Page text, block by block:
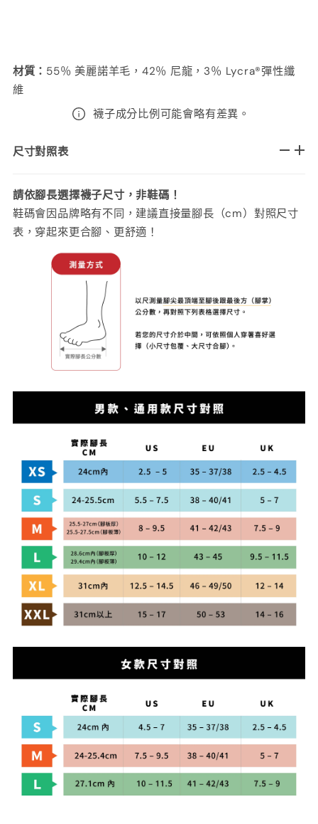
材質 ： 55％ 美麗諾羊毛，42％ 尼龍，3％ Lycra®彈性纖
維
襪子成分比例可能會略有差異。
尺寸對照表
請依腳長選擇襪子尺寸，非鞋碼！
鞋碼會因品牌略有不同，建議直接量腳長（cm）對照尺寸
表，穿起來更合腳、更舒適！